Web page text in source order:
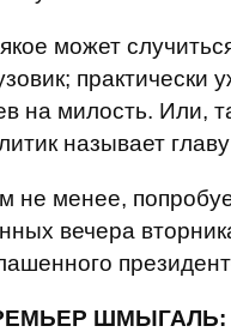
может
практически
на милость. Или,
называет
не менее,
вечера